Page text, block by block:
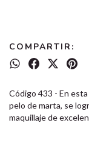
COMPARTIR:
Código 433 - En
pelo de marta, se
maquillaje de